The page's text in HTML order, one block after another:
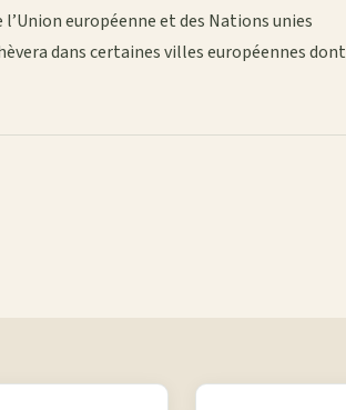
européenne et des Nations unies
dans certaines villes européennes dont